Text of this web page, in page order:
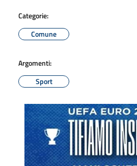
Categorie:
Comune
Argomenti:
Sport